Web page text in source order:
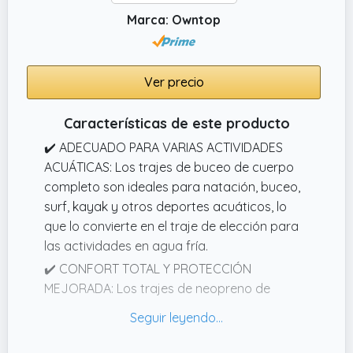
Marca: Owntop
Ver precio
Características de este producto
✔️ ADECUADO PARA VARIAS ACTIVIDADES
ACUÁTICAS: Los trajes de buceo de cuerpo
completo son ideales para natación, buceo,
surf, kayak y otros deportes acuáticos, lo
que lo convierte en el traje de elección para
las actividades en agua fría.
✔️ CONFORT TOTAL Y PROTECCIÓN
MEJORADA: Los trajes de neopreno de
ergonómico con costuras planas que